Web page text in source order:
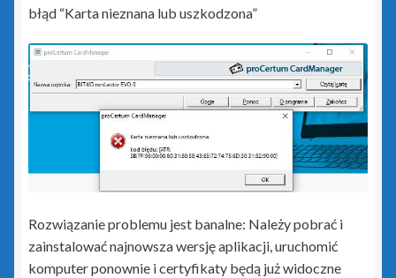
Subiekt 123
Subiekt Nexo Pro
błąd “Karta nieznana lub uszkodzona”
Rozwiązanie problemu jest banalne: Należy pobrać i
zainstalować najnowsza wersję aplikacji, uruchomić
komputer ponownie i certyfikaty będą już widoczne